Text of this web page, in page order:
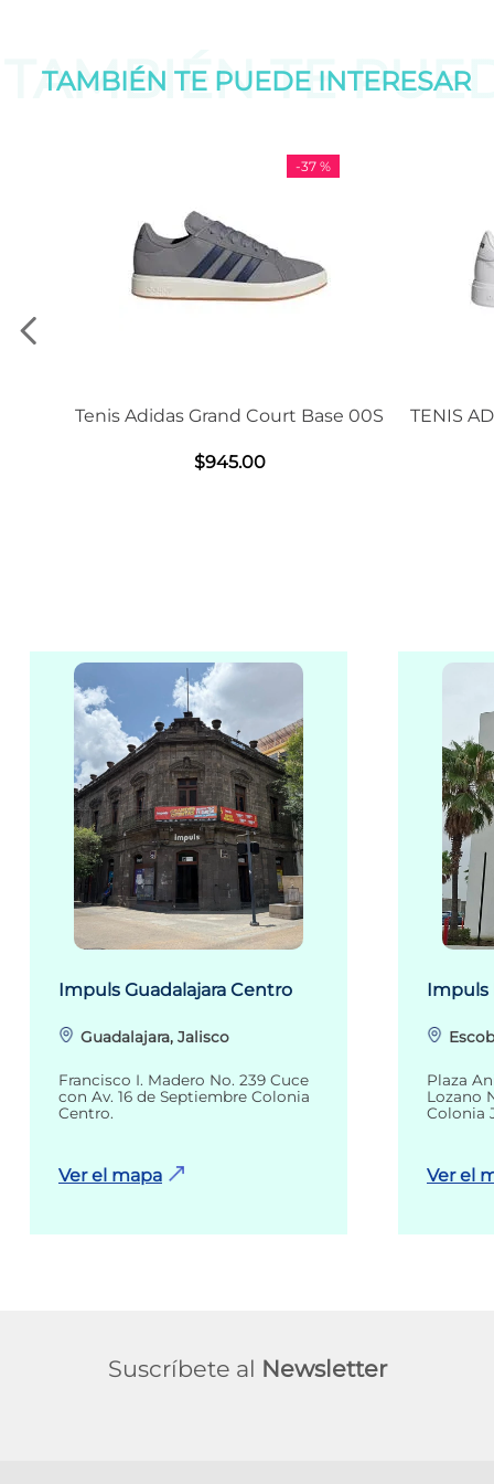
TAMBIÉN TE
TAMBIÉN TE PUEDE INTERESAR
Tenis Adidas Grand Court Base 00S
TENIS ADIDAS
Impuls Guadalajara Centro
Guadalajara, Jalisco
Francisco I. Madero No. 239 Cuce
con Av. 16 de Septiembre Colonia
Centro.
Ver el mapa
Impuls
Plaza
Lozano
Colonia
Ver el
Suscríbete al Newsletter